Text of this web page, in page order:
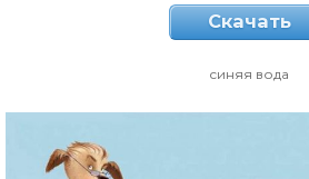
Скачать
синяя вода